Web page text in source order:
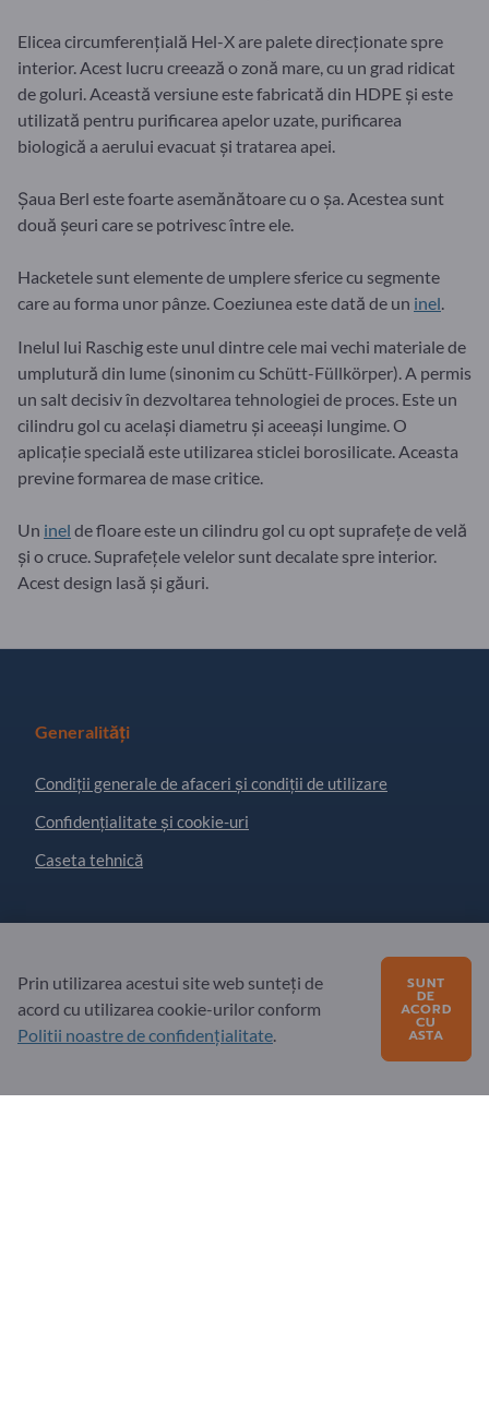
Elicea circumferențială Hel-X are palete direcționate spre
interior. Acest lucru creează o zonă mare, cu un grad ridicat
de goluri. Această versiune este fabricată din HDPE și este
utilizată pentru purificarea apelor uzate, purificarea
biologică a aerului evacuat și tratarea apei.
Șaua Berl este foarte asemănătoare cu o șa. Acestea sunt
două șeuri care se potrivesc între ele.
Hacketele sunt elemente de umplere sferice cu segmente
care au forma unor pânze. Coeziunea este dată de un inel
Inelul lui Raschig este unul dintre cele mai vechi materiale de
umplutură din lume (sinonim cu Schütt-Füllkörper). A permis
un salt decisiv în dezvoltarea tehnologiei de proces. Este un
cilindru gol cu același diametru și aceeași lungime. O
aplicație specială este utilizarea sticlei borosilicate. Aceasta
previne formarea de mase critice.
Un inel de floare este un cilindru gol cu opt suprafețe de velă
și o cruce. Suprafețele velelor sunt decalate spre interior.
Acest design lasă și găuri.
Generalități
Condiţii generale de afaceri și condiții de utilizare
Confidențialitate și cookie-uri
Caseta tehnică
Înregistrează-te ca partener
Abonați-vă la buletinul informativ
Întrebări?
Prin utilizarea acestui site web sunteți de
acord cu utilizarea cookie-urilor conform
Politii noastre de confidențialitate.
SUNT
DE
ACORD
CU
ASTA